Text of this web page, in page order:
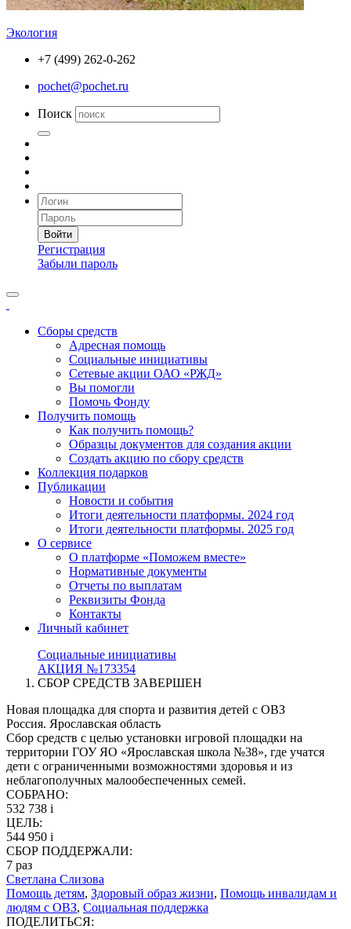
Экология
+7 (499) 262-0-262
pochet@pochet.ru
Поиск
Войти
Регистрация
Забыли пароль
Сборы средств
Адресная помощь
Социальные инициативы
Сетевые акции ОАО «РЖД»
Вы помогли
Помочь Фонду
Получить помощь
Как получить помощь?
Образцы документов для создания акции
Создать акцию по сбору средств
Коллекция подарков
Публикации
Новости и события
Итоги деятельности платформы. 2024 год
Итоги деятельности платформы. 2025 год
О сервисе
О платформе «Поможем вместе»
Нормативные документы
Отчеты по выплатам
Реквизиты Фонда
Контакты
Личный кабинет
Социальные инициативы
АКЦИЯ №173354
СБОР СРЕДСТВ ЗАВЕРШЕН
Новая площадка для спорта и развития детей с ОВЗ
Россия. Ярославская область
Сбор средств с целью установки игровой площадки на
территории ГОУ ЯО «Ярославская школа №38», где учатся
дети с ограниченными возможностями здоровья и из
неблагополучных малообеспеченных семей.
СОБРАНО:
532 738 i
ЦЕЛЬ:
544 950 i
СБОР ПОДДЕРЖАЛИ:
7 раз
Светлана Слизова
Помощь детям, Здоровый образ жизни, Помощь инвалидам и
людям с ОВЗ, Социальная поддержка
ПОДЕЛИТЬСЯ: